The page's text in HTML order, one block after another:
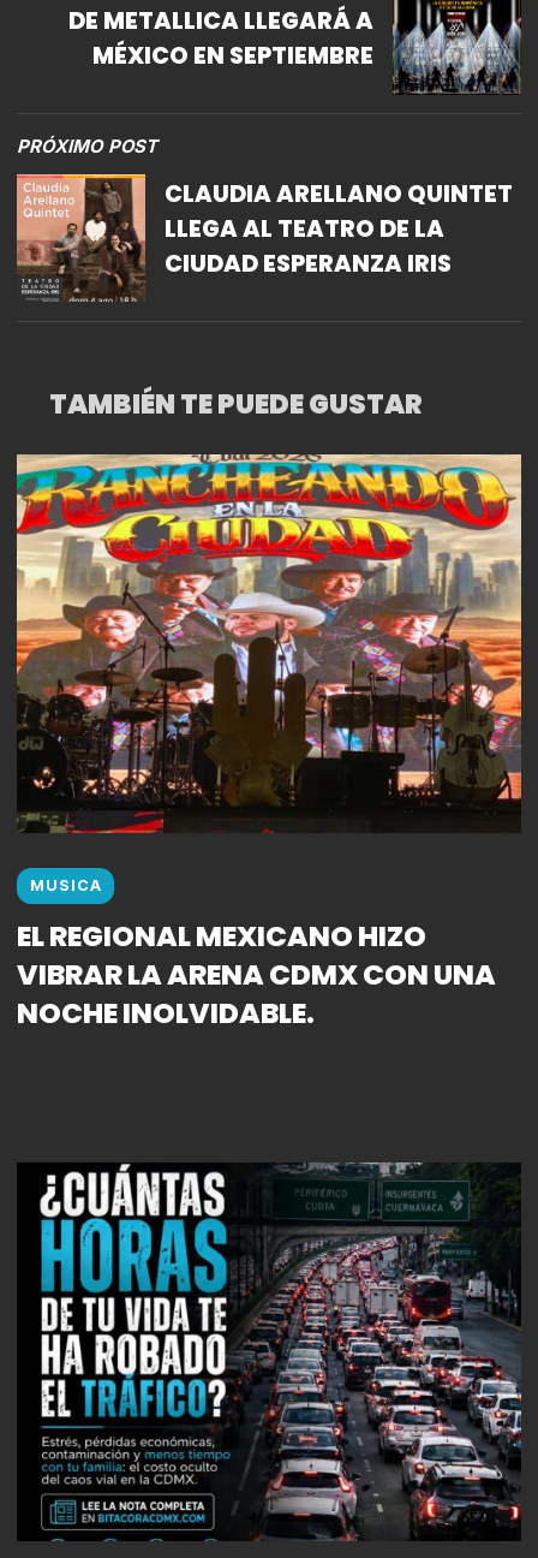
DE METALLICA LLEGARÁ A
MÉXICO EN SEPTIEMBRE
PRÓXIMO POST
CLAUDIA ARELLANO QUINTET
LLEGA AL TEATRO DE LA
CIUDAD ESPERANZA IRIS
TAMBIÉN TE PUEDE GUSTAR
MUSICA
EL REGIONAL MEXICANO HIZO
VIBRAR LA ARENA CDMX CON UNA
NOCHE INOLVIDABLE.